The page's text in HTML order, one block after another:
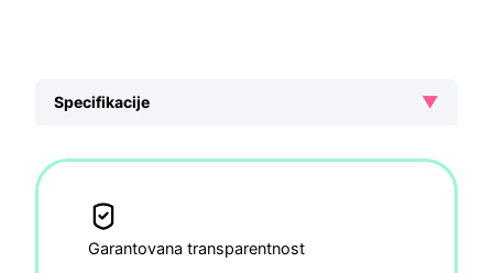
Specifikacije ▼
Garantovana transparentnost